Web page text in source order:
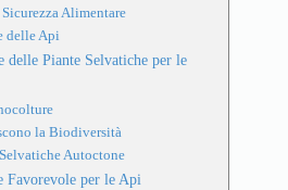
Alimentare
delle Api
delle Piante Selvatiche per le
la Biodiversità
Autoctone
Favorevole per le Api